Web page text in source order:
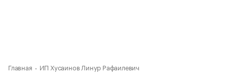
Главная ИП Хусаинов Линур Рафаилевич